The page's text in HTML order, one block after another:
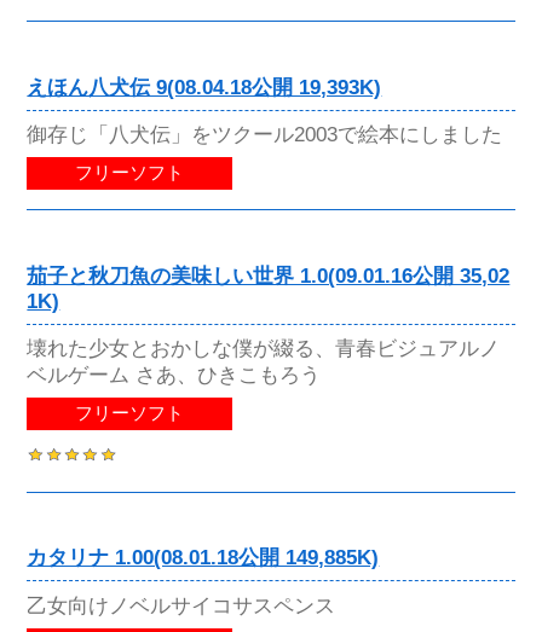
えほん八犬伝 9(08.04.18公開 19,393K)
御存じ「八犬伝」をツクール2003で絵本にしました
フリーソフト
茄子と秋刀魚の美味しい世界 1.0(09.01.16公開 35,02
1K)
壊れた少女とおかしな僕が綴る、青春ビジュアルノ
ベルゲーム さあ、ひきこもろう
フリーソフト
カタリナ 1.00(08.01.18公開 149,885K)
乙女向けノベルサイコサスペンス